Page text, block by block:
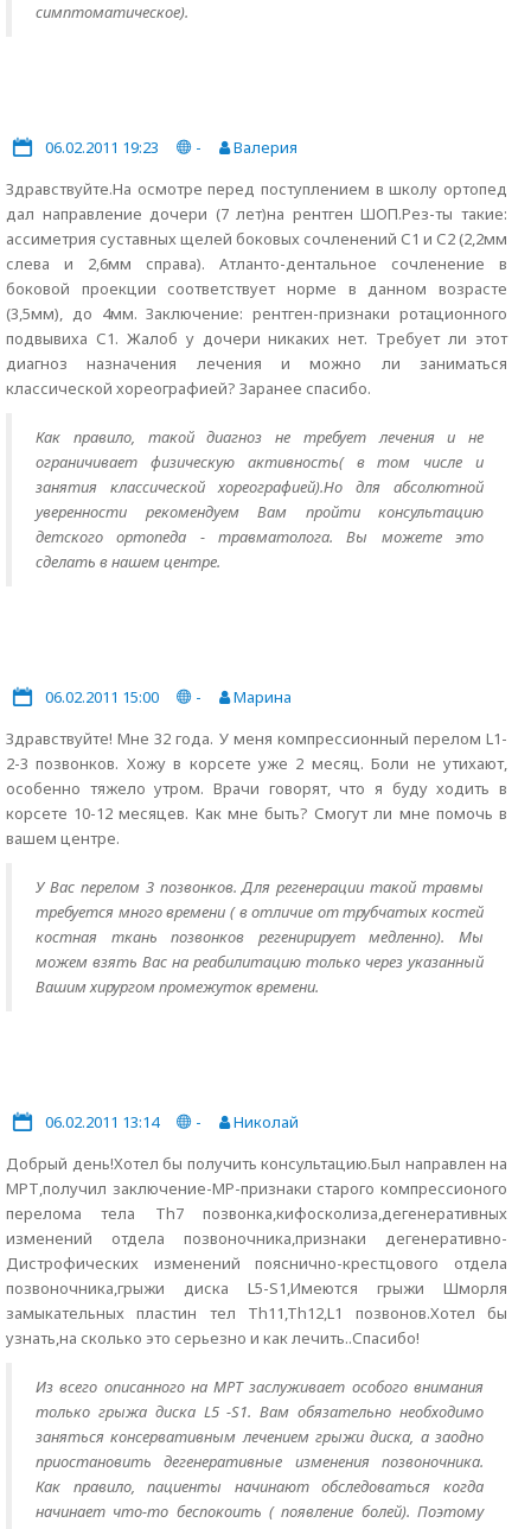
симптоматическое).
06.02.2011 19:23 -
Валерия
Здравствуйте.На осмотре перед поступлением в школу ортопед
дал направление дочери (7 лет)на рентген ШОП.Рез-ты такие:
ассиметрия суставных щелей боковых сочленений С1 и С2 (2,2мм
слева и 2,6мм справа). Атланто-дентальное сочленение в
боковой проекции соответствует норме в данном возрасте
(3,5мм), до 4мм. Заключение: рентген-признаки ротационного
подвывиха С1. Жалоб у дочери никаких нет. Требует ли этот
диагноз назначения лечения и можно ли заниматься
классической хореографией? Заранее спасибо.
Как правило, такой диагноз не требует лечения и не
ограничивает физическую активность( в том числе и
занятия классической хореографией).Но для абсолютной
уверенности рекомендуем Вам пройти консультацию
детского ортопеда - травматолога. Вы можете это
сделать в нашем центре.
06.02.2011 15:00 -
Марина
Здравствуйте! Мне 32 года. У меня компрессионный перелом L1-
2-3 позвонков. Хожу в корсете уже 2 месяц. Боли не утихают,
особенно тяжело утром. Врачи говорят, что я буду ходить в
корсете 10-12 месяцев. Как мне быть? Смогут ли мне помочь в
вашем центре.
У Вас перелом 3 позвонков. Для регенерации такой травмы
требуется много времени ( в отличие от трубчатых костей
костная ткань позвонков регенирирует медленно). Мы
можем взять Вас на реабилитацию только через указанный
Вашим хирургом промежуток времени.
06.02.2011 13:14 -
Николай
Добрый день!Хотел бы получить консультацию.Был направлен на
МРТ,получил заключение-МР-признаки старого компрессионого
перелома тела Th7 позвонка,кифосколиза,дегенеративных
изменений отдела позвоночника,признаки дегенеративно-
Дистрофических изменений пояснично-крестцового отдела
позвоночника,грыжи диска L5-S1,Имеются грыжи Шморля
замыкательных пластин тел Th11,Th12,L1 позвонов.Хотел бы
узнать,на сколько это серьезно и как лечить..Спасибо!
Из всего описанного на МРТ заслуживает особого внимания
только грыжа диска L5 -S1. Вам обязательно необходимо
заняться консервативным лечением грыжи диска, а заодно
приостановить дегенеративные изменения позвоночника.
Как правило, пациенты начинают обследоваться когда
начинает что-то беспокоить ( появление болей). Поэтому